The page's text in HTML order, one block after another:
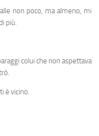
non poco, ma almeno, mi
più.
colui che non aspettava
è vicino.